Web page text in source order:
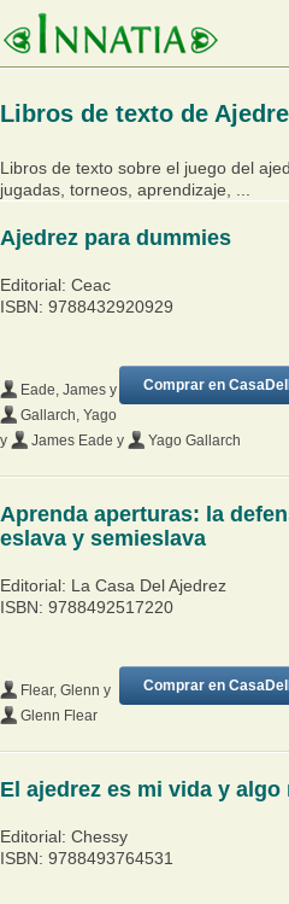
Libros de texto de
Libros de texto sobre el juego del
jugadas, torneos, aprendizaje, ...
Ajedrez para dummies
Editorial: Ceac
ISBN: 9788432920929
Comprar en
Eade, James y
Gallarch, Yago
y
James Eade y Yago Gallarch
Aprenda aperturas: la
eslava y semieslava
Editorial: La Casa Del Ajedrez
ISBN: 9788492517220
Comprar en
Flear, Glenn y
Glenn Flear
El ajedrez es mi vida y algo
Editorial: Chessy
ISBN: 9788493764531